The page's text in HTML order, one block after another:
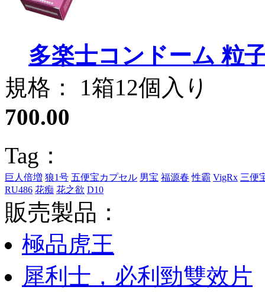
多楽士コンドーム 粒
規格： 1箱12個入り
700.00
Tag：
巨人倍増 狼1号 五便宝カプセル 男宝 福源春 性霸 VigRx 三便
RU486 花痴 花之欲 D10
販売製品：
極品虎王
犀利士，必利勁雙效片